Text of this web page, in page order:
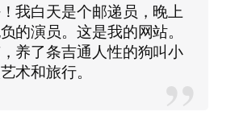
我白天是个邮递员，晚上
的演员。这是我的网站。
养了条吉通人性的狗叫小
术和旅行。